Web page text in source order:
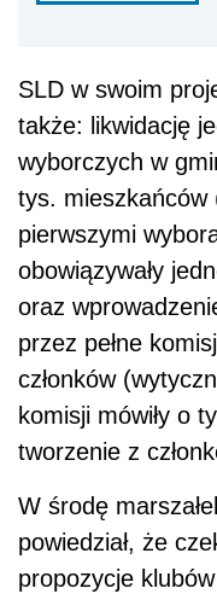
SLD w swoim
także: likwidację
wyborczych w
tys. mieszkańców
pierwszymi
obowiązywały
oraz
przez pełne
członków
komisji mówiły o
tworzenie z
W środę
powiedział, że
propozycje